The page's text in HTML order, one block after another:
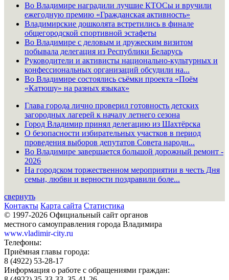
Во Владимире наградили лучшие КТОСы и вручили
ежегодную премию «Гражданская активность»
Владимирские дошколята встретились в финале
общегородской спортивной эстафеты
Во Владимире с деловым и дружеским визитом
побывала делегация из Республики Беларусь
Руководители и активисты национально-культурных и
конфессиональных организаций обсудили на...
Во Владимире состоялись съёмки проекта «Поём
«Катюшу» на разных языках»
Глава города лично проверил готовность детских
загородных лагерей к началу летнего сезона
Город Владимир принял делегацию из Шахтёрска
О безопасности избирательных участков в период
проведения выборов депутатов Совета народн...
Во Владимире завершается большой дорожный ремонт -
2026
На городском торжественном мероприятии в честь Дня
семьи, любви и верности поздравили боле...
свернуть
Контакты Карта сайта Статистика
© 1997-2026 Официальный сайт органов
местного самоуправления города Владимира
www.vladimir-city.ru
Телефоны:
Приёмная главы города:
8 (4922) 53-28-17
Информация о работе с обращениями граждан: